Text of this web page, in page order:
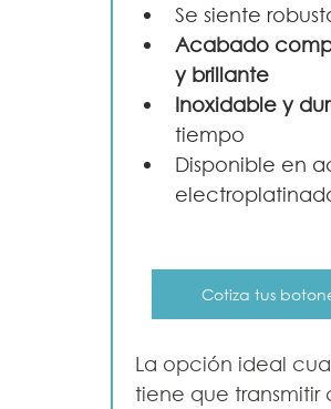
Se siente
Acabado
y brillante
Inoxidable y
tiempo
Disponible en
Cotiza tus
La opción ideal
tiene que transmitir